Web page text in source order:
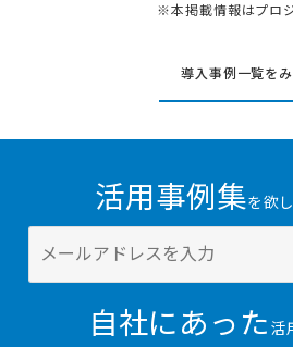
※本掲載情報はプロ
導入事例一覧をみ
活用事例集を欲
自社にあった 活